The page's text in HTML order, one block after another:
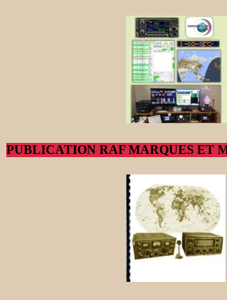
PUBLICATION RAF MARQUES ET